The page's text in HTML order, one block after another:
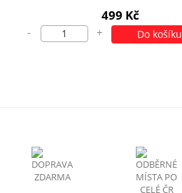
499 Kč
- + Do košíku